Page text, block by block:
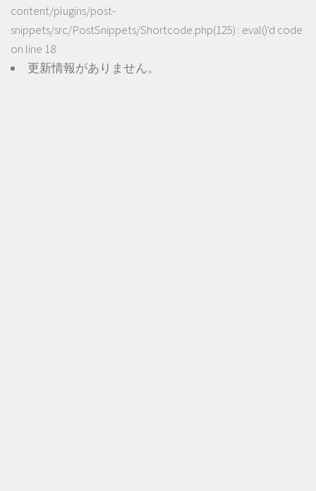
content/plugins/post-
snippets/src/PostSnippets/Shortcode.php(125) : eval()'d code
on line 18
更新情報がありません。